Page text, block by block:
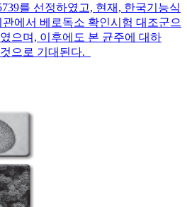
를 선정하였고, 현재, 한국기능식
에서 베로독소 확인시험 대조군으
으며, 이후에도 본 균주에 대하
으로 기대된다.